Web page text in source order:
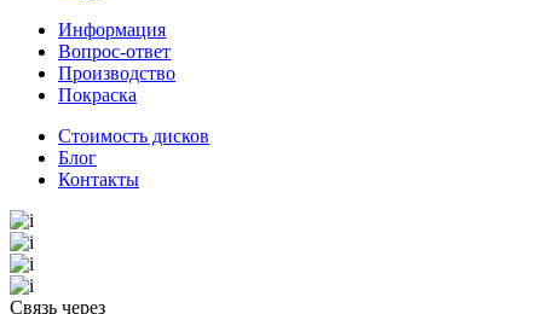
Информация
Вопрос-ответ
Производство
Покраска
Стоимость дисков
Блог
Контакты
Связь через